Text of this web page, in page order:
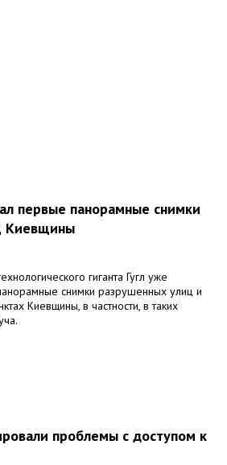
первые панорамные снимки
Киевщины
гиганта Гугл уже
снимки разрушенных улиц и
Киевщины, в частности, в таких
проблемы с доступом к